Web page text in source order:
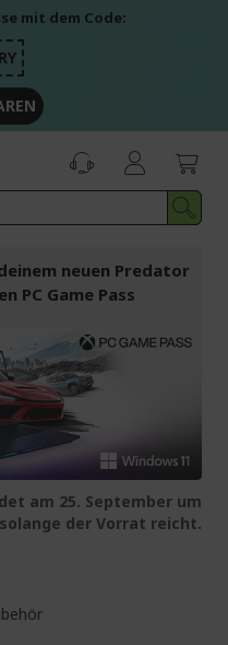
mit dem Code:
neuen Predator
PC Game Pass
am 25. September um
solange der Vorrat reicht.